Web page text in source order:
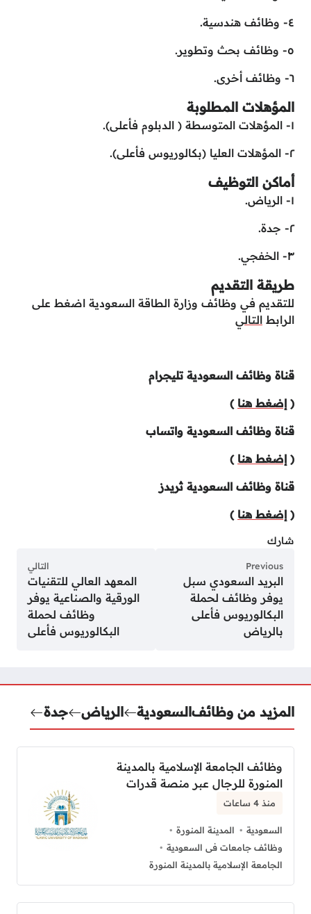
٤- وظائف هندسية.
٥- وظائف بحث وتطوير.
٦- وظائف أخرى.
المؤهلات المطلوبة
١- المؤهلات المتوسطة ( الدبلوم فأعلى).
٢- المؤهلات العليا (بكالوريوس فأعلى).
أماكن التوظيف
١- الرياض.
٢- جدة.
٣- الخفجي.
طريقة التقديم
للتقديم في وظائف وزارة الطاقة السعودية اضغط على
الرابط التالي
قناة وظائف السعودية تليجرام
( إضغط هنا )
قناة وظائف السعودية واتساب
( إضغط هنا )
قناة وظائف السعودية ثريدز
( إضغط هنا )
شارك
Previous
البريد السعودي سبل
يوفر وظائف لحملة
البكالوريوس فأعلى
بالرياض
التالي
المعهد العالي للتقنيات
الورقية والصناعية يوفر
وظائف لحملة
البكالوريوس فأعلى
المزيد من وظائفالسعودية الرياض جدة
وظائف الجامعة الإسلامية بالمدينة
المنورة للرجال عبر منصة قدرات
منذ 4 ساعات
السعودية
المدينة المنورة
وظائف جامعات فى السعودية
الجامعة الإسلامية بالمدينة المنورة